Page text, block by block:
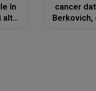
în
altă
cancer
Berkovich,